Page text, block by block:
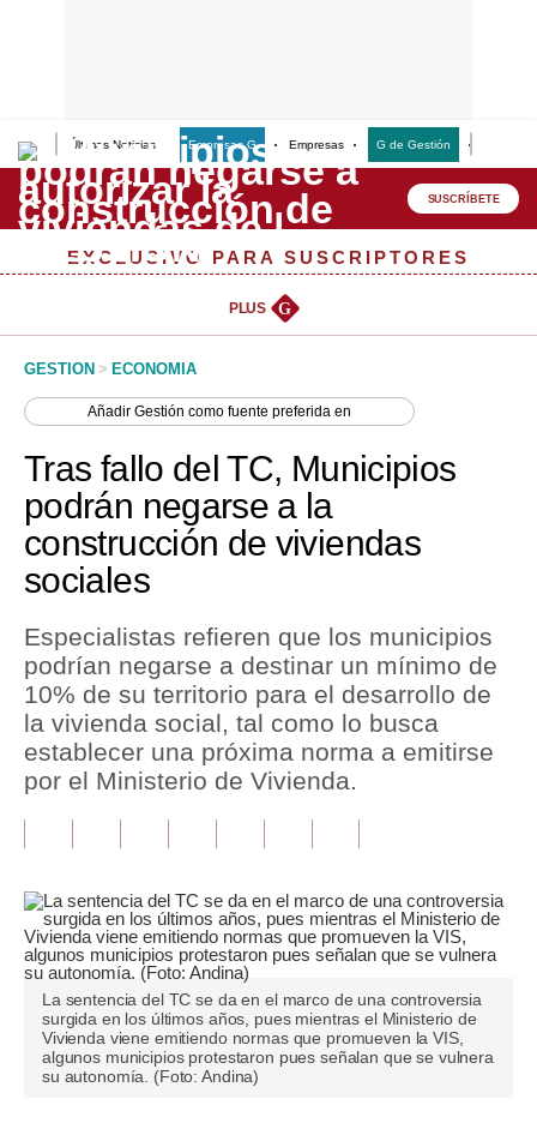
Últimas Noticias Empresas G Empresas G de Gestión
Lo último
Peru Quiosco
Management & Empleo
Perú
Política
Tu Dinero
Finanzas Personales
Inmobiliarias
Plus G
Opinión
Editorial
Blogs
Tendencias
Lujo
Viajes
SUSCRÍBETE
EXCLUSIVO PARA SUSCRIPTORES
PLUS G
GESTION > ECONOMIA
AñadirGestión como fuente preferida en
Tras fallo del TC, Municipios
podrán negarse a la
construcción de viviendas
sociales
Especialistas refieren que los municipios
podrían negarse a destinar un mínimo de
10% de su territorio para el desarrollo de
la vivienda social, tal como lo busca
establecer una próxima norma a emitirse
por el Ministerio de Vivienda.
La sentencia del TC se da en el marco de una controversia
surgida en los últimos años, pues mientras el Ministerio de
Vivienda viene emitiendo normas que promueven la VIS,
algunos municipios protestaron pues señalan que se vulnera
su autonomía. (Foto: Andina)